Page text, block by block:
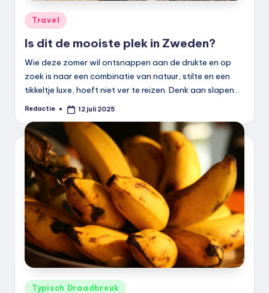
Geplaatst
Travel
Is dit de mooiste plek in Zweden?
Wie deze zomer wil ontsnappen aan de drukte en op
zoek is naar een combinatie van natuur, stilte en een
tikkeltje luxe, hoeft niet ver te reizen. Denk aan slapen…
Geplaatst
Redactie 12 juli 2025
Geplaatst
Typisch Draadbreuk